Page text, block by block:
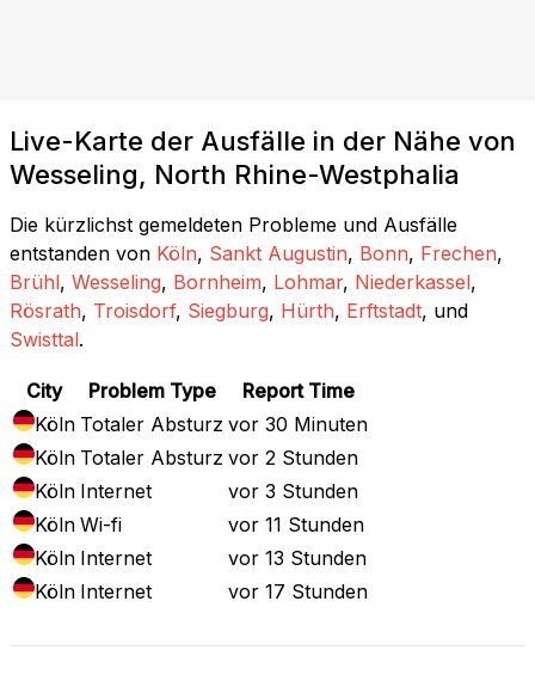
Live-Karte der Ausfälle in der Nähe von
Wesseling, North Rhine-Westphalia
Die kürzlichst gemeldeten Probleme und Ausfälle
entstanden von Köln, Sankt Augustin, Bonn, Frechen,
Brühl, Wesseling, Bornheim, Lohmar, Niederkassel,
Rösrath, Troisdorf, Siegburg, Hürth, Erftstadt, und
Swisttal.
City Problem Type
Report Time
Köln Totaler Absturz vor 30 Minuten
Köln Totaler Absturz vor 2 Stunden
Köln Internet
vor 3 Stunden
Köln Wi-fi
vor 11 Stunden
Köln Internet
vor 13 Stunden
Köln Internet vor 17 Stunden